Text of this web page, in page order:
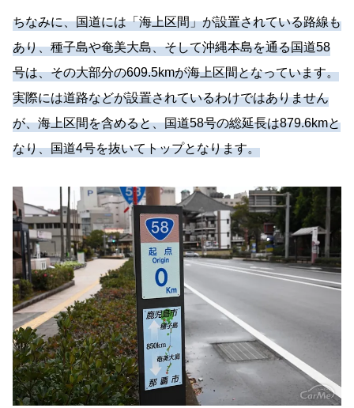
ちなみに、国道には「海上区間」が設置されている路線も
あり、種子島や奄美大島、そして沖縄本島を通る国道58
号は、その大部分の609.5kmが海上区間となっています。
実際には道路などが設置されているわけではありません
が、海上区間を含めると、国道58号の総延長は879.6kmと
なり、国道4号を抜いてトップとなります。